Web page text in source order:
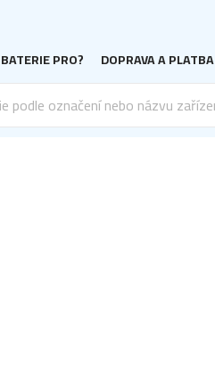
PRO? DOPRAVA A PLATBA